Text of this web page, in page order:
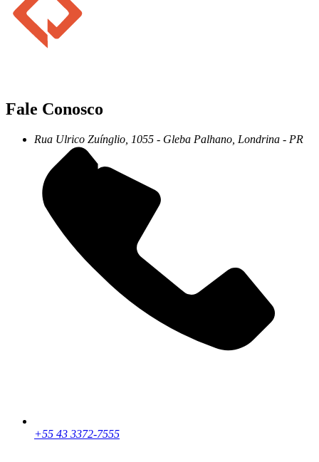
Fale Conosco
Rua Ulrico Zuínglio, 1055 - Gleba Palhano, Londrina - PR
+55 43 3372-7555